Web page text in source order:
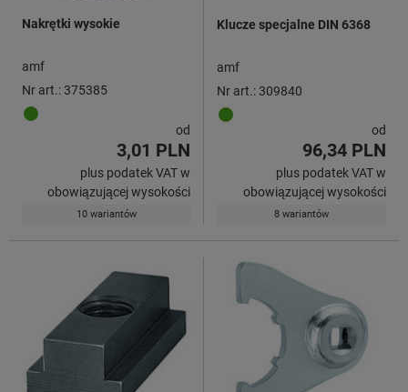
Nakrętki wysokie
amf
Nr art.: 375385
od
3,01 PLN
plus podatek VAT w
obowiązującej wysokości
10 wariantów
Klucze specjalne DIN 6368
amf
Nr art.: 309840
od
96,34 PLN
plus podatek VAT w
obowiązującej wysokości
8 wariantów